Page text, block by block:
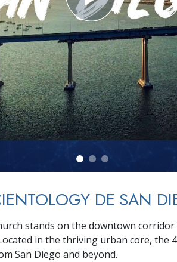
DE SAN
stands on the downtown
in the thriving urban core, the
San Diego and beyond.